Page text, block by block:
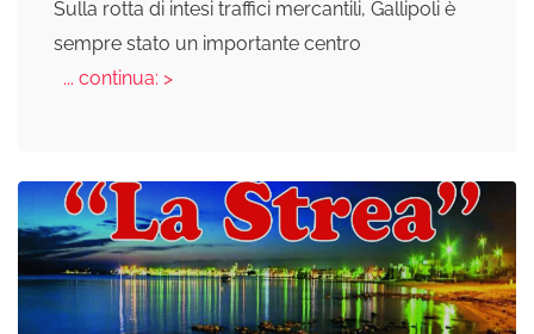
Sulla rotta di intesi traffici mercantili, Gallipoli è
sempre stato un importante centro
... continua: >